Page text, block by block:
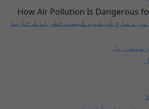
دماغ کیلیے کیسے خطرناک ثابت
بل